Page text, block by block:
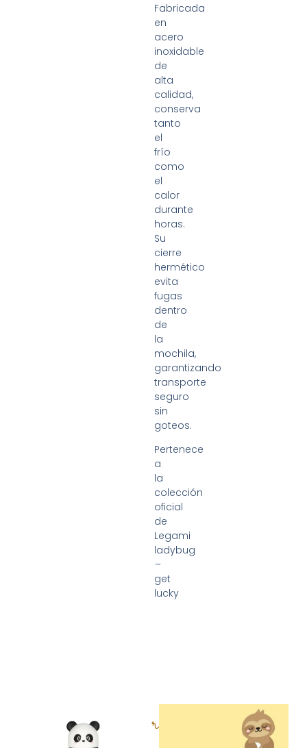
Fabricada
en
acero
inoxidable
de
alta
calidad,
conserva
tanto
el
frío
como
el
calor
durante
horas.
Su
cierre
hermético
evita
fugas
dentro
de
la
mochila,
garantizando
transporte
seguro
sin
goteos.
Pertenece
a
la
colección
oficial
de
Legami
ladybug
–
get
lucky
Productos relacionados